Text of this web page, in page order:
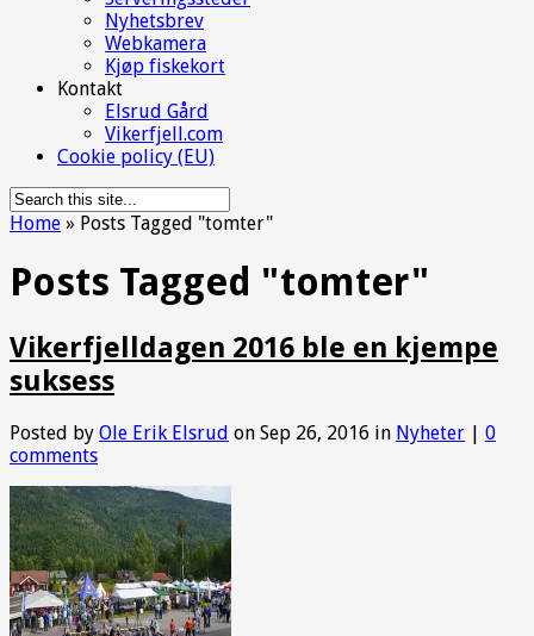
Nyhetsbrev
Webkamera
Kjøp fiskekort
Kontakt
Elsrud Gård
Vikerfjell.com
Cookie policy (EU)
Home » Posts Tagged "tomter"
Posts Tagged "tomter"
Vikerfjelldagen 2016 ble en kjempe
suksess
Posted by Ole Erik Elsrud on Sep 26, 2016 in Nyheter | 0
comments